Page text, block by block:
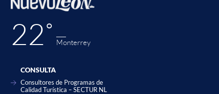
22˚ Monterrey
CONSULTA
Consultores de Programas de
Calidad Turística – SECTUR NL